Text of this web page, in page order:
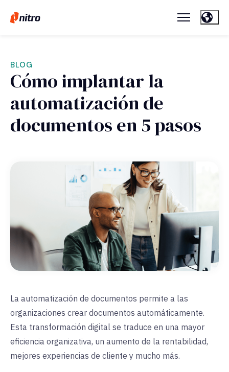
BLOG
Cómo implantar la
automatización de
documentos en 5 pasos
La automatización de documentos permite a las
organizaciones crear documentos automáticamente.
Esta transformación digital se traduce en una mayor
eficiencia organizativa, un aumento de la rentabilidad,
mejores experiencias de cliente y mucho más.